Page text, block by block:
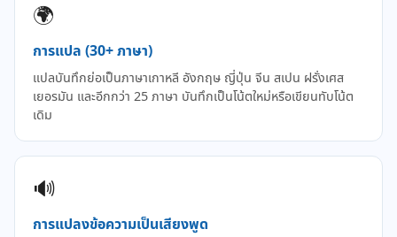
🌍
การแปล (30+ ภาษา)
แปลบันทึกย่อเป็นภาษาเกาหลี อังกฤษ ญี่ปุ่น จีน สเปน ฝรั่งเศส
เยอรมัน และอีกกว่า 25 ภาษา บันทึกเป็นโน้ตใหม่หรือเขียนทับโน้ต
เดิม
🔊
การแปลงข้อความเป็นเสียงพูด